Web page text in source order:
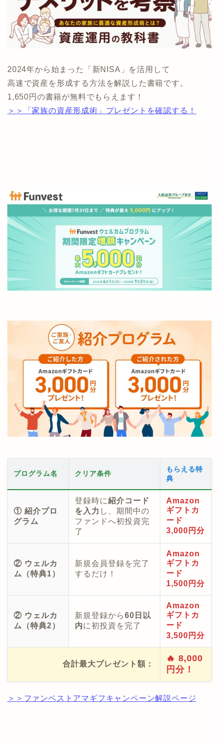
2024年から始まった「新NISA」を活用して
高速で資産を形成する方法を解説した書籍です。
1,650円の書籍が無料でもらえます！
＞＞「家族の資産形成術」プレゼントを確認する！
プログラム名 クリア条件
もらえる特
典
① 紹介プロ
グラム
登録時に紹介コード
を入力 し、期間中の
ファンドへ初投資完
了
Amazon
ギフトカ
ード
3,000円分
② ウェルカ
ム（特典1）
新規会員登録を完了
するだけ！
Amazon
ギフトカ
ード
1,500円分
② ウェルカ
ム（特典2）
新規登録から60日以
内に初投資を完了
Amazon
ギフトカ
ード
3,500円分
合計最大プレゼント額：
🔥 8,000
円分！
＞＞ファンベストアマギフキャンペーン解説ページ